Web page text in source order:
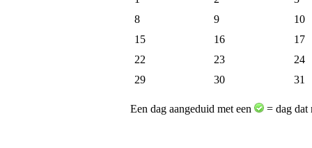
8
9
10
15
16
17
22
23
24
29
30 31
Een dag aangeduid met een = dag dat